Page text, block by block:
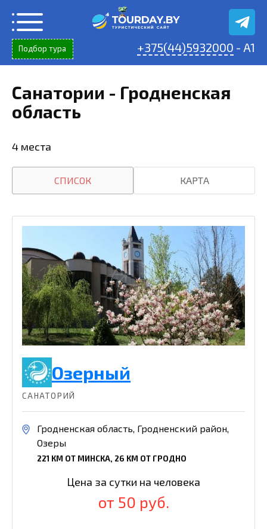
содержанию
Подбор тура +375(44)5932000 - A1
Санатории - Гродненская
область
4 места
СПИСОК КАРТА
Озерный
САНАТОРИЙ
Гродненская область, Гродненский район,
Озеры
221 КМ ОТ МИНСКА, 26 КМ ОТ ГРОДНО
Цена за сутки на человека
от 50 руб.